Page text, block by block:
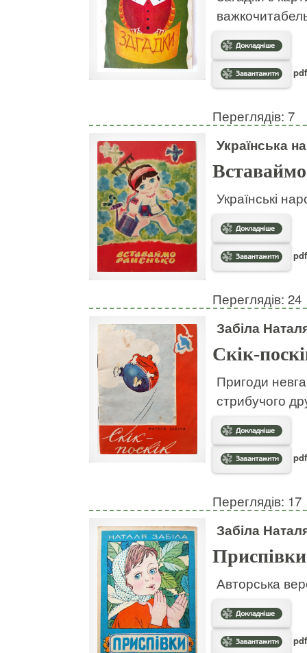
Переглядів: 7
Українська
Українські
Переглядів: 24
Забіла
Скік-
Пригоди
стрибучого
Переглядів: 17
Забіла
Приспівки
Авторська